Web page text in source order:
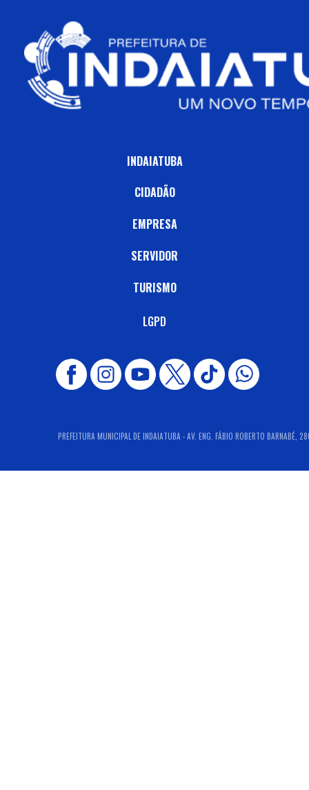
INDAIATUBA
CIDADÃO
EMPRESA
SERVIDOR
TURISMO
LGPD
PREFEITURA MUNICIPAL DE INDAIATUBA - AV. ENG. FÁBIO ROBERTO BARNABÉ,